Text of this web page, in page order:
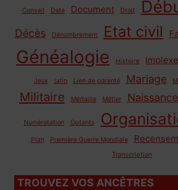
Conseil Date Document Droit
Décès Dénombrement Etat civil
Généalogie Histoire Implexe
Jeux latin Lien de parenté Mariage
Militaire Médaille Métier Naissance
Numérotation Optants
Plan Première Guerre Mondiale
Transcription
TROUVEZ VOS ANCÊTRES